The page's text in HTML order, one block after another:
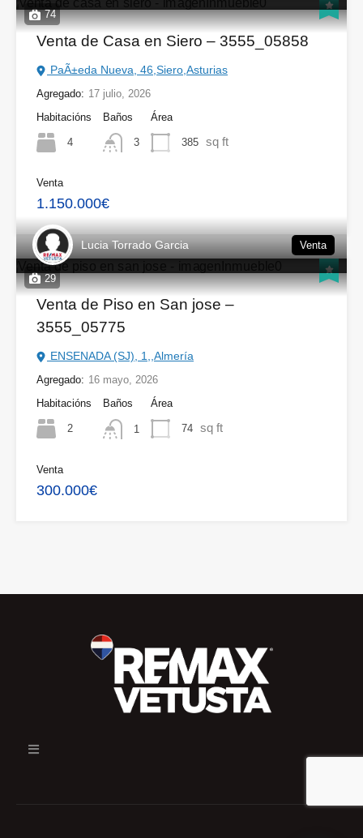
74
Venta de Casa en Siero – 3555_05858
PaÃ±eda Nueva, 46,Siero,Asturias
Agregado: 17 julio, 2026
Habitacións
4
Baños
3
Área
385 sq ft
Venta
1.150.000€
29
Lucia Torrado Garcia Venta
Venta de Piso en San jose –
3555_05775
ENSENADA (SJ), 1,,Almería
Agregado: 16 mayo, 2026
Habitacións
2
Baños
1
Área
74 sq ft
Venta
300.000€